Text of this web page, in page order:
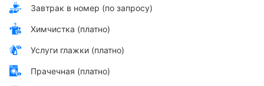
Завтрак в номер (по запросу)
Химчистка (платно)
Услуги глажки (платно)
Прачечная (платно)